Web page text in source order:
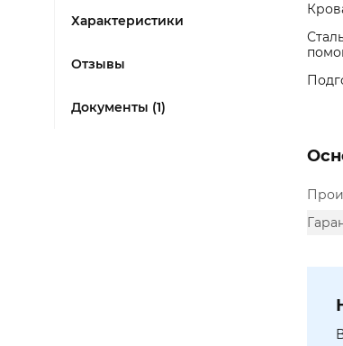
Характеристики
Отзывы
Документы (1)